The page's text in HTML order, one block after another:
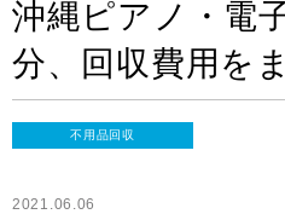
沖縄ピアノ・電
分、回収費用を
不用品回収
2021.06.06